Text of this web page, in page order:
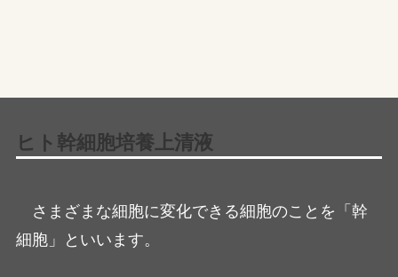
ヒト幹細胞培養上清液
さまざまな細胞に変化できる細胞のことを「幹
細胞」といいます。